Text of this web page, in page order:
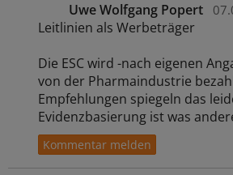
Uwe Wolfgang Popert
Leitlinien als Werbeträger
Die ESC wird -nach eigenen
von der Pharmaindustrie
Empfehlungen spiegeln das
Evidenzbasierung ist was